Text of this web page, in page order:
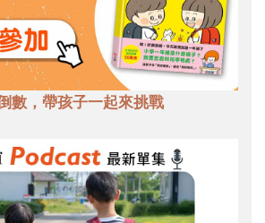
數，帶孩子一起來挑戰